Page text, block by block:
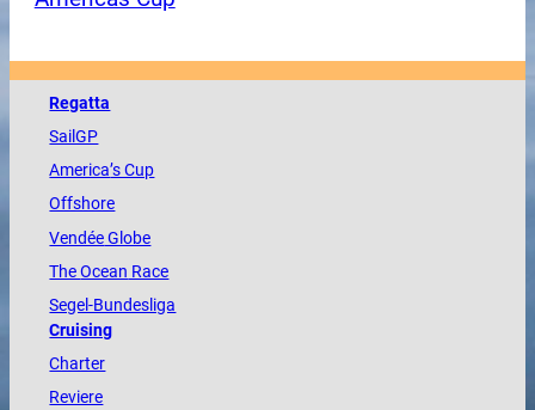
Regatta
SailGP
America’s Cup
Offshore
VendéeGlobe
TheOcean Race
Segel-Bundesliga
Cruising
Charter
Reviere